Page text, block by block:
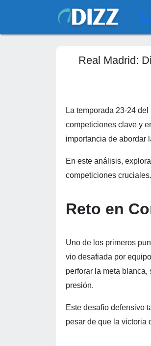
Real Madrid:
La temporada 23-24
competiciones clave y
importancia de abordar
En este análisis,
competiciones cruciales.
Reto en
Uno de los primeros
vio desafiada por
perforar la meta
presión.
Este desafío defensivo
pesar de que la victoria